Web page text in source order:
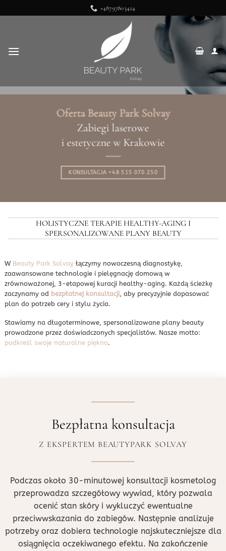
do
+48797803424
Oferta Beauty Park Solvay
Zabiegi laserowe
i estetyczne w Krakowie
KONSULTACJA +48 515 070 250
HOLISTYCZNE TERAPIE HEALTHY-AGING I
SPERSONALIZOWANE PLANY BEAUTY
W Beauty Park Solvayłączymy nowoczesną diagnostykę,
zaawansowane technologie i pielęgnację domową w
zrównoważonej, 3-etapowej kuracji healthy-aging. Każdą ścieżkę
zaczynamy od bezpłatnej konsultacji, aby precyzyjnie dopasować
plan do potrzeb cery i stylu życia.
Stawiamy na długoterminowe, spersonalizowane plany beauty
prowadzone przez doświadczonych specjalistów. Nasze motto:
podkreśl swoje naturalne piękno.
Bezpłatna konsultacja
Z EKSPERTEM BEAUTYPARK SOLVAY
Podczas około 30-minutowej konsultacji kosmetolog
przeprowadza szczegółowy wywiad, który pozwala
ocenić stan skóry i wykluczyć ewentualne
przeciwwskazania do zabiegów. Następnie analizuje
potrzeby oraz dobiera technologie najskuteczniejsze dla
osiągnięcia oczekiwanego efektu. Na zakończenie